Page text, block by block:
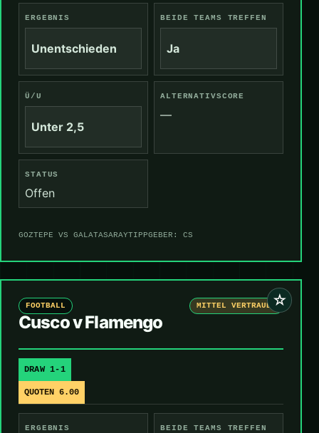
ERGEBNIS
Unentschieden
BEIDE TEAMS TREFFEN
Ja
Ü/U
Unter 2,5
ALTERNATIVSCORE
—
STATUS
Offen
GOZTEPE VS GALATASARAYTIPPGEBER: CS
☆
FOOTBALL MITTEL VERTRAUEN
Cusco v Flamengo
DRAW 1-1
QUOTEN 6.00
ERGEBNIS BEIDE TEAMS TREFFEN